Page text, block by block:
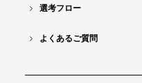
選考フロー
よくあるご質問